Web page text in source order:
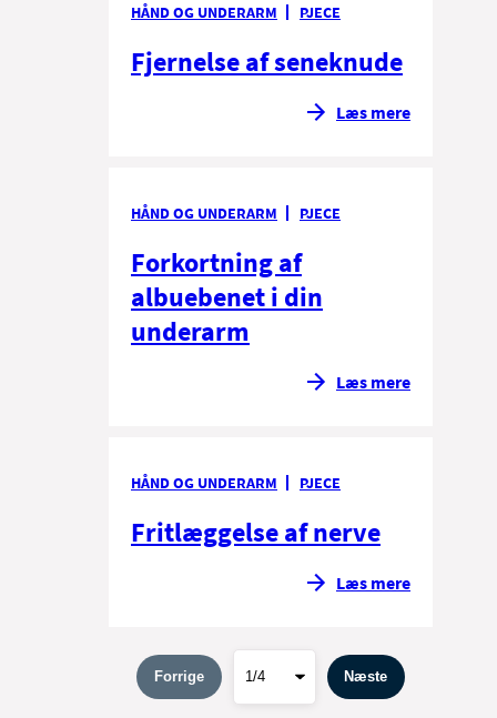
HÅND OG UNDERARM PJECE
Fjernelse af seneknude
Læs mere
HÅND OG UNDERARM PJECE
Forkortning af
albuebenet i din
underarm
Læs mere
HÅND OG UNDERARM PJECE
Fritlæggelse af nerve
Læs mere
Forrige Næste